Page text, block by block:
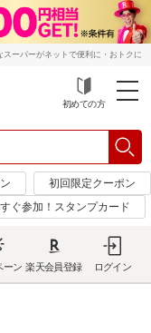
スーパーがネットで便利に・おトクに
初めての方
初回限定クーポン
ぐ参加！スタンプカード
ーン 楽天会員登録 ログイン